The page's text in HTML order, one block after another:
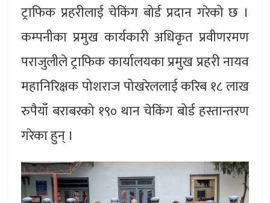
ट्राफिक प्रहरीलाई चेकिंग बोर्ड प्रदान गरेको छ ।
कम्पनीका प्रमुख कार्यकारी अधिकृत प्रवीणरमण
पराजुलीले ट्राफिक कार्यालयका प्रमुख प्रहरी नायव
महानिरिक्षक पोशराज पोखरेललाई करिब १८ लाख
रुपैयाँ बराबरको १९० थान चेकिंग बोर्ड हस्तान्तरण
गरेका हुन् ।